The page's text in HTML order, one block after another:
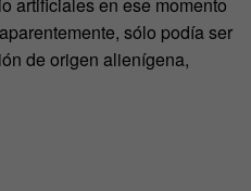
artificiales en ese momento
sólo podía ser
de origen alienígena,